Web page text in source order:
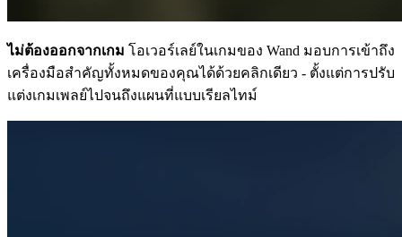
ไม่ต้องออกจากเกม โอเวอร์เลย์ในเกมของ Wand มอบการเข้าถึง
เครื่องมือสำคัญทั้งหมดของคุณได้ด้วยคลิกเดียว - ตั้งแต่การปรับ
แต่งเกมเพลย์ไปจนถึงแผนที่แบบเรียลไทม์